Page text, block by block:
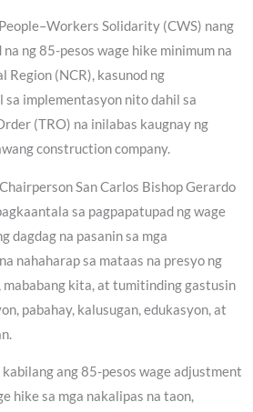
Solidarity (CWS) nang
ng 85-pesos wage hike minimum na
Region (NCR), kasunod ng
sa implementasyon nito dahil sa
(TRO) na inilabas kaugnay ng
construction company.
San Carlos Bishop Gerardo
sa pagpapatupad ng wage
dagdag na pasanin sa mga
nahaharap sa mataas na presyo ng
mababang kita, at tumitinding gastusin
pabahay, kalusugan, edukasyon, at
kabilang ang 85-pesos wage adjustment
hike sa mga nakalipas na taon,